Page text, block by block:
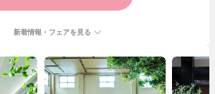
新着情報・フェアを見る